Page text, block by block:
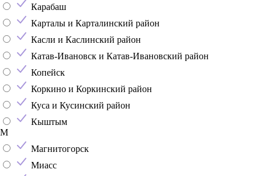
Карабаш
Карталы и Карталинский район
Касли и Каслинский район
Катав-Ивановск и Катав-Ивановский район
Копейск
Коркино и Коркинский район
Куса и Кусинский район
Кыштым
М
Магнитогорск
Миасс